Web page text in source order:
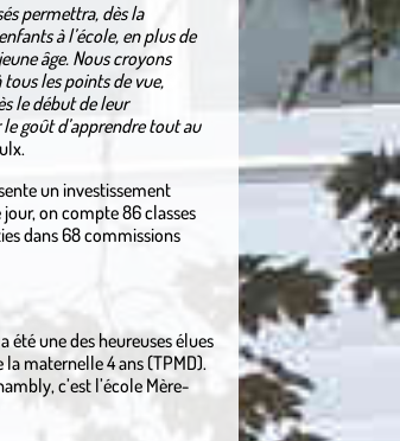
permettra, dès la
à l’école, en plus de
âge. Nous croyons
les points de vue,
le début de leur
goût d’apprendre tout au
un investissement
on compte 86 classes
dans 68 commissions
été une des heureuses élues
maternelle 4 ans (TPMD).
c’est l’école Mère-